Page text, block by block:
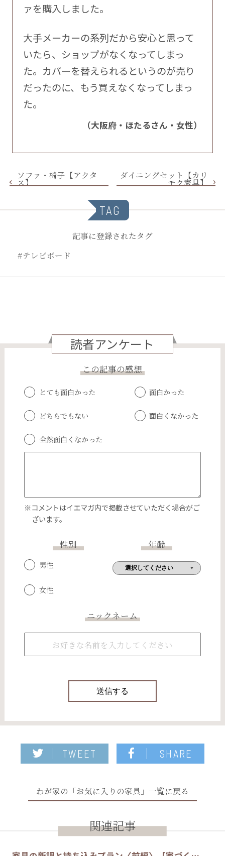
ァを購入しました。
大手メーカーの系列だから安心と思って
いたら、ショップがなくなってしまっ
た。カバーを替えられるというのが売り
だったのに、もう買えなくなってしまっ
た。
（大阪府・ほたるさん・女性）
ソファ・椅子【アクタ
ス】
ダイニングセット【カリ
モク家具】
TAG
記事に登録されたタグ
#テレビボード
読者アンケート
この記事の感想
とても面白かった 面白かった
どちらでもない 面白くなかった
全然面白くなかった
※コメントはイエマガ内で掲載させていただく場合がご
ざいます。
性別
男性
女性
年齢
ニックネーム
TWEET SHARE
わが家の「お気に入りの家具」一覧に戻る
関連記事